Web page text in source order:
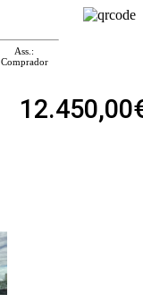
Ass.:
Comprador